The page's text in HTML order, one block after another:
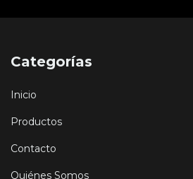
Categorías
Inicio
Productos
Contacto
Quiénes Somos